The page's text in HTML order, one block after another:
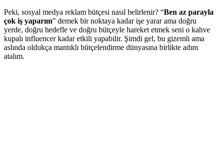
Peki, sosyal medya reklam bütçesi nasıl belirlenir? “Ben az parayla
çok iş yaparım” demek bir noktaya kadar işe yarar ama doğru
yerde, doğru hedefle ve doğru bütçeyle hareket etmek seni o kahve
kupalı influencer kadar etkili yapabilir. Şimdi gel, bu gizemli ama
aslında oldukça mantıklı bütçelendirme dünyasına birlikte adım
atalım.